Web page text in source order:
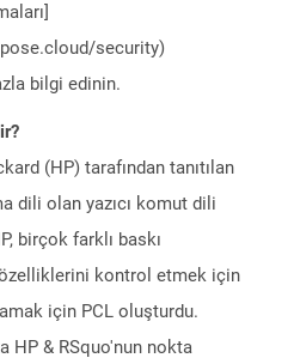
security)
bilgi edinin.
(HP) tarafından tanıtılan
dili olan yazıcı komut dili
birçok farklı baskı
özelliklerini kontrol etmek için
için PCL oluşturdu.
HP & RSquo'nun nokta